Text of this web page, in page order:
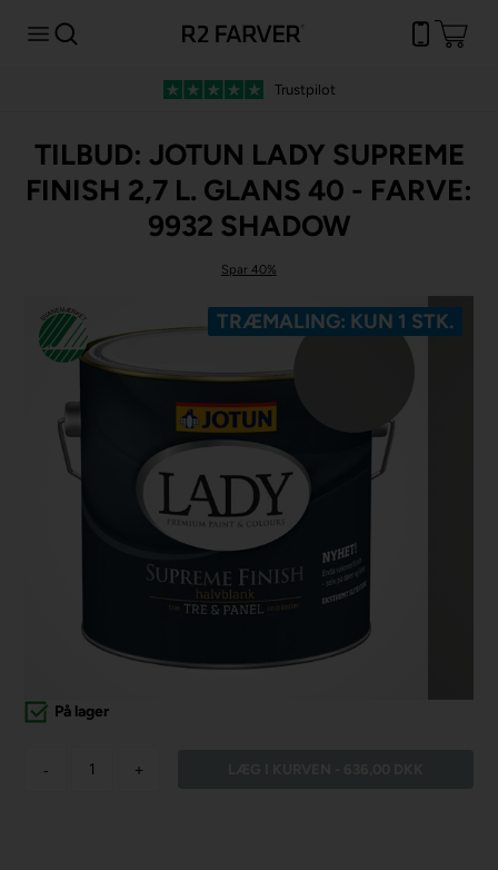
Trustpilot
TILBUD: JOTUN LADY SUPREME
FINISH 2,7 L. GLANS 40 - FARVE:
9932 SHADOW
Spar 40%
Spar -20% TRÆMALING: KUN 1 STK.
På lager
- +